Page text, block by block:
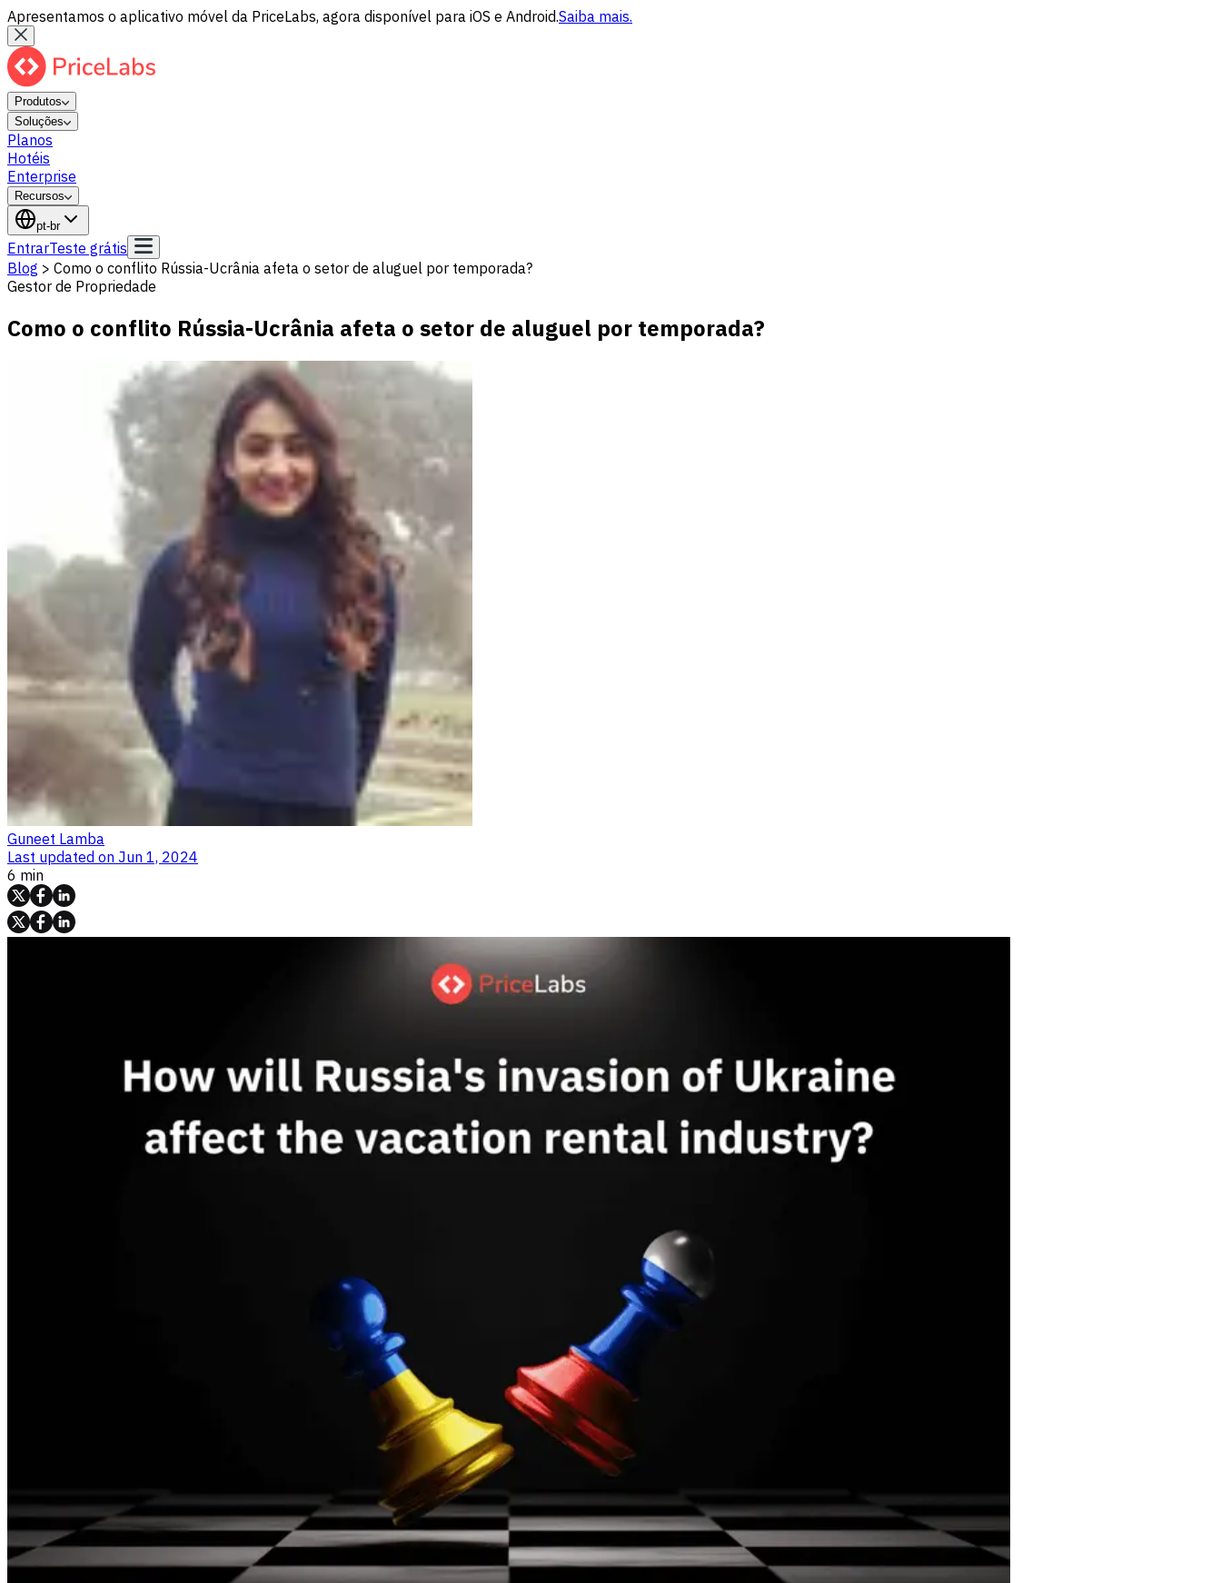
Apresentamos o aplicativo móvel da PriceLabs, agora disponível para iOS e Android.Saiba mais.
Produtos
Soluções
Planos
Hotéis
Enterprise
Recursos
pt-br
EntrarTeste grátis
Blog > Como o conflito Rússia-Ucrânia afeta o setor de aluguel por temporada?
Gestor de Propriedade
Como o conflito Rússia-Ucrânia afeta o setor de aluguel por temporada?
Guneet Lamba
Last updated on Jun 1, 2024
6 min